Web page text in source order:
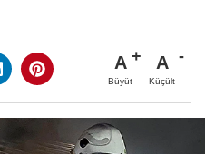
A
Büyüt
A
Küçült